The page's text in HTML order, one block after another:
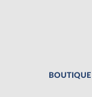
BOUTIQUE